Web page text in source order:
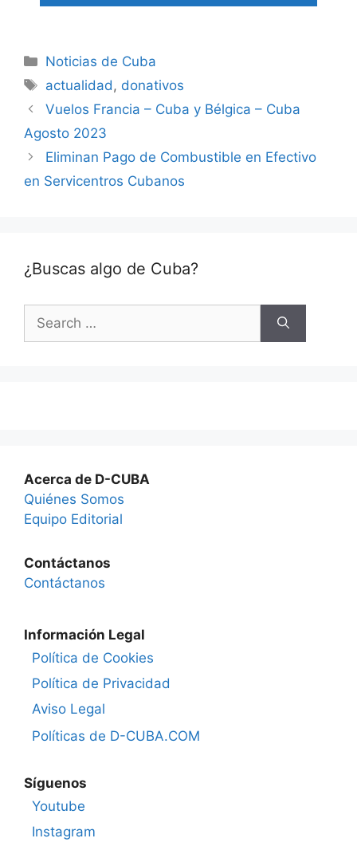
Categories
Noticias de Cuba
Tags
actualidad , donativos
Vuelos Francia – Cuba y Bélgica – Cuba
Agosto 2023
Eliminan Pago de Combustible en Efectivo
en Servicentros Cubanos
¿Buscas algo de Cuba?
for:
Acerca de D-CUBA
Quiénes Somos
Equipo Editorial
Contáctanos
Contáctanos
Información Legal
Política de Cookies
Política de Privacidad
Aviso Legal
Políticas de D-CUBA.COM
Síguenos
Youtube
Instagram